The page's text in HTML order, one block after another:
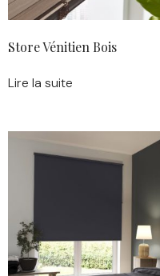
Store Vénitien Bois
Lire la suite